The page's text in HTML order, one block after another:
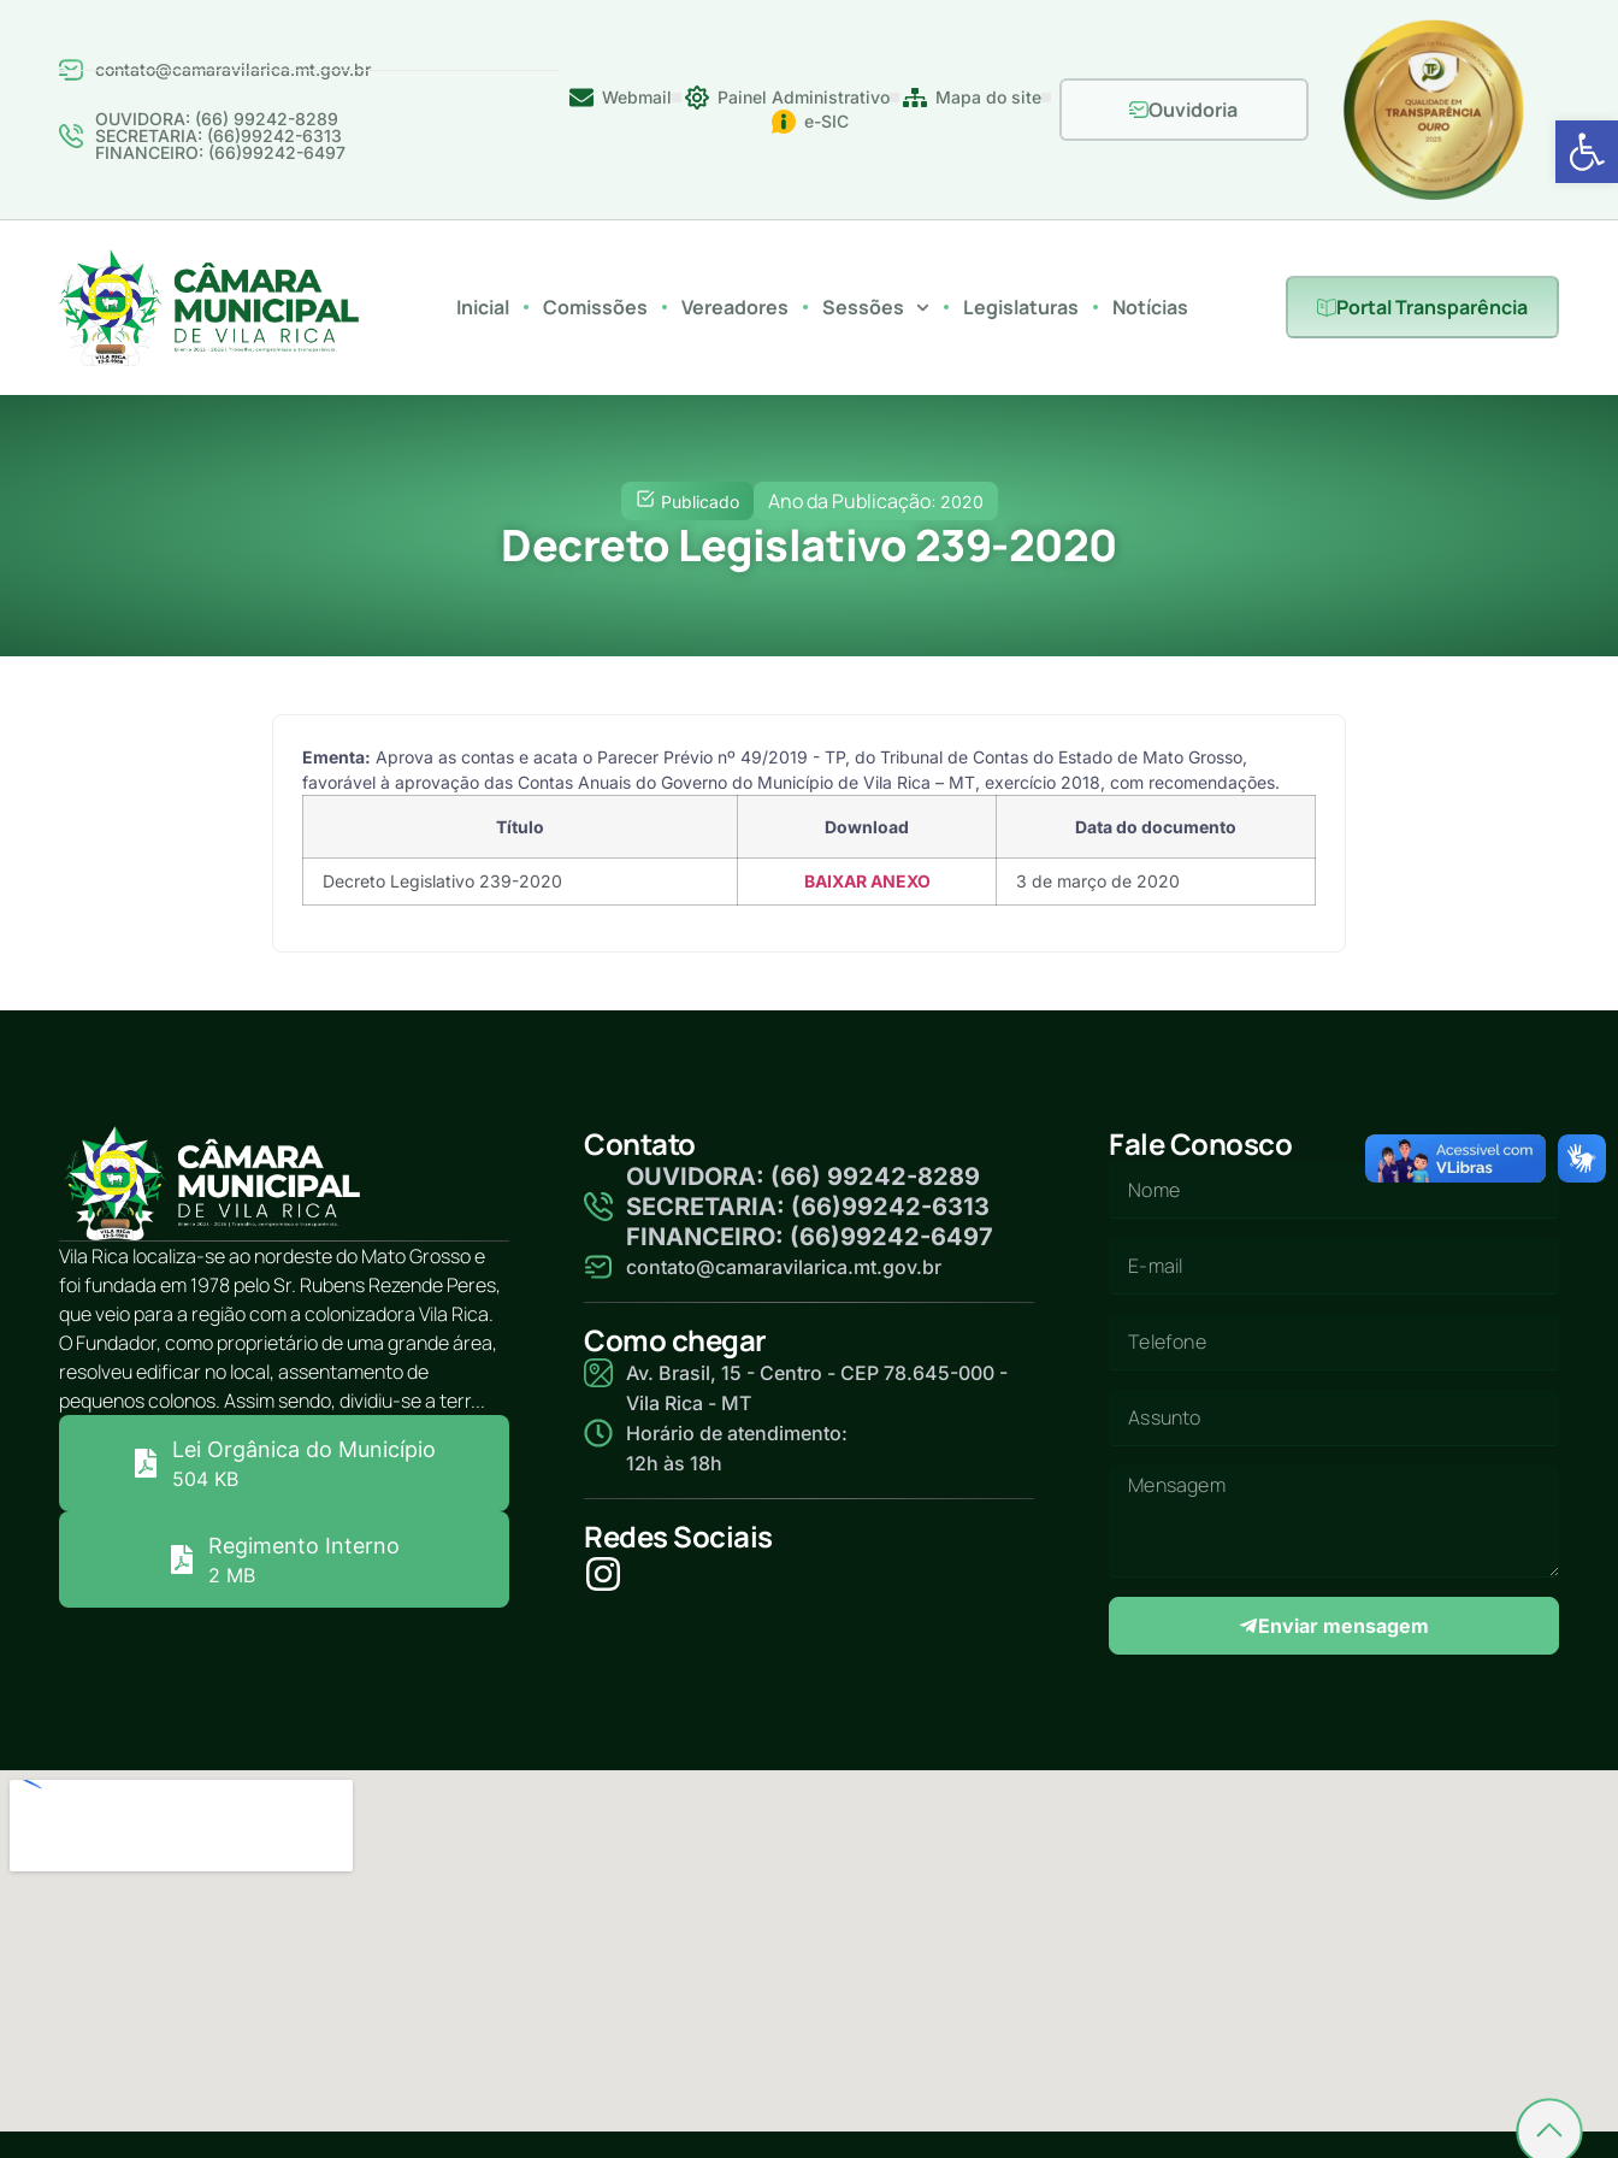
Abrir
contato@camaravilarica.mt.gov.br
OUVIDORA: (66) 99242-8289
SECRETARIA: (66)99242-6313
FINANCEIRO: (66)99242-6497
Webmail Painel Administrativo
Mapa do site
e-SIC
Ouvidoria
Inicial Comissões Vereadores Sessões Legislaturas Notícias Portal Transparência
Publicado Ano da Publicação: 2020
Decreto Legislativo 239-2020
Ementa: Aprova as contas e acata o Parecer Prévio nº 49/2019 - TP, do Tribunal de Contas do Estado de Mato Grosso,
favorável à aprovação das Contas Anuais do Governo do Município de Vila Rica – MT, exercício 2018, com recomendações.
Título Download Data do documento
Decreto Legislativo 239-2020 BAIXAR ANEXO 3 de março de 2020
Vila Rica localiza-se ao nordeste do Mato Grosso e
foi fundada em 1978 pelo Sr. Rubens Rezende Peres,
que veio para a região com a colonizadora Vila Rica.
O Fundador, como proprietário de uma grande área,
resolveu edificar no local, assentamento de
pequenos colonos. Assim sendo, dividiu-se a terr...
Lei Orgânica do Município
504 KB
Regimento Interno
2 MB
Contato
OUVIDORA: (66) 99242-8289
SECRETARIA: (66)99242-6313
FINANCEIRO: (66)99242-6497
contato@camaravilarica.mt.gov.br
Como chegar
Av. Brasil, 15 - Centro - CEP 78.645-000 -
Vila Rica - MT
Horário de atendimento:
12h às 18h
Redes Sociais
Fale Conosco
Enviar mensagem